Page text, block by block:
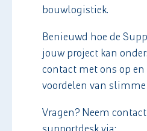
bouwlogistiek.
Benieuwd hoe de
jouw project kan
contact met ons op en
voordelen van
Vragen? Neem